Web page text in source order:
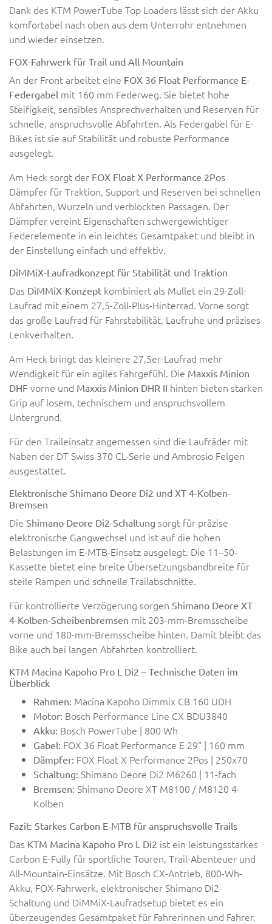
Dank des KTM PowerTube Top Loaders lässt sich der Akku
komfortabel nach oben aus dem Unterrohr entnehmen
und wieder einsetzen.
FOX-Fahrwerk für Trail und All Mountain
An der Front arbeitet eine FOX 36 Float Performance E-
Federgabel mit 160 mm Federweg. Sie bietet hohe
Steifigkeit, sensibles Ansprechverhalten und Reserven für
schnelle, anspruchsvolle Abfahrten. Als Federgabel für E-
Bikes ist sie auf Stabilität und robuste Performance
ausgelegt.
Am Heck sorgt der FOX Float X Performance 2Pos
Dämpfer für Traktion, Support und Reserven bei schnellen
Abfahrten, Wurzeln und verblockten Passagen. Der
Dämpfer vereint Eigenschaften schwergewichtiger
Federelemente in ein leichtes Gesamtpaket und bleibt in
der Einstellung einfach und effektiv.
DiMMiX-Laufradkonzept für Stabilität und Traktion
Das DiMMiX-Konzept kombiniert als Mullet ein 29-Zoll-
Laufrad mit einem 27,5-Zoll-Plus-Hinterrad. Vorne sorgt
das große Laufrad für Fahrstabilität, Laufruhe und präzises
Lenkverhalten.
Am Heck bringt das kleinere 27,5er-Laufrad mehr
Wendigkeit für ein agiles Fahrgefühl. Die Maxxis Minion
DHF vorne und Maxxis Minion DHR II hinten bieten starken
Grip auf losem, technischem und anspruchsvollem
Untergrund.
Für den Traileinsatz angemessen sind die Laufräder mit
Naben der DT Swiss 370 CL-Serie und Ambrosio Felgen
ausgestattet.
Elektronische Shimano Deore Di2 und XT 4-Kolben-
Bremsen
Die Shimano Deore Di2-Schaltung sorgt für präzise
elektronische Gangwechsel und ist auf die hohen
Belastungen im E-MTB-Einsatz ausgelegt. Die 11–50-
Kassette bietet eine breite Übersetzungsbandbreite für
steile Rampen und schnelle Trailabschnitte.
Für kontrollierte Verzögerung sorgen Shimano Deore XT
4-Kolben-Scheibenbremsen mit 203-mm-Bremsscheibe
vorne und 180-mm-Bremsscheibe hinten. Damit bleibt das
Bike auch bei langen Abfahrten kontrolliert.
KTM Macina Kapoho Pro L Di2 – Technische Daten im
Überblick
Rahmen: Macina Kapoho Dimmix CB 160 UDH
Motor: Bosch Performance Line CX BDU3840
Akku: Bosch PowerTube | 800 Wh
Gabel: FOX 36 Float Performance E 29" | 160 mm
Dämpfer: FOX Float X Performance 2Pos | 250x70
Schaltung: Shimano Deore Di2 M6260 | 11-fach
Bremsen: Shimano Deore XT M8100 / M8120 4-
Kolben
Fazit: Starkes Carbon E-MTB für anspruchsvolle Trails
Das KTM Macina Kapoho Pro L Di2 ist ein leistungsstarkes
Carbon E-Fully für sportliche Touren, Trail-Abenteuer und
All-Mountain-Einsätze. Mit Bosch CX-Antrieb, 800-Wh-
Akku, FOX-Fahrwerk, elektronischer Shimano Di2-
Schaltung und DiMMiX-Laufradsetup bietet es ein
überzeugendes Gesamtpaket für Fahrerinnen und Fahrer,